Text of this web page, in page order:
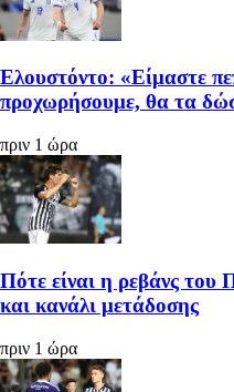
Ελουστόντο: «Είμαστε
προχωρήσουμε, θα τα
πριν 1 ώρα
Πότε είναι η ρεβάνς
και κανάλι μετάδοσης
πριν 1 ώρα